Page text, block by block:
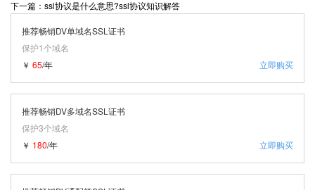
下一篇：ssl协议是什么意思?ssl协议知识解答
推荐畅销DV单域名SSL证书
保护1个域名
立即购买
￥ 65/年
推荐畅销DV多域名SSL证书
保护3个域名
立即购买
￥ 180/年